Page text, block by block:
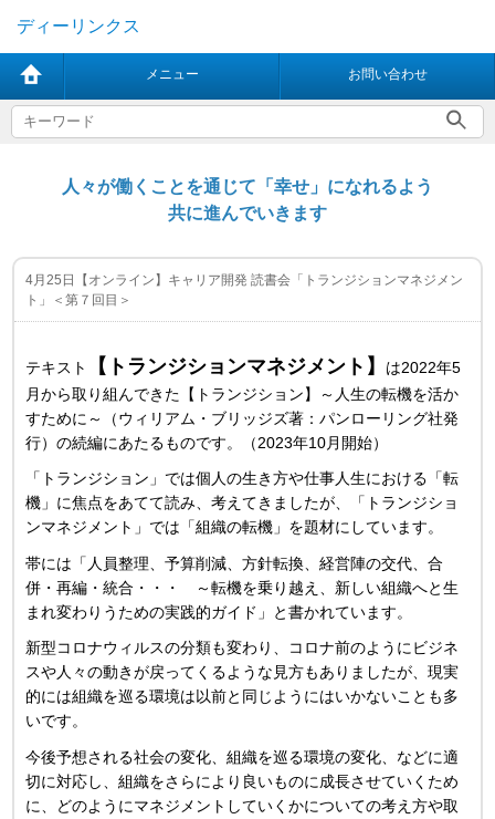
ディーリンクス
メニュー お問い合わせ
人々が働くことを通じて「幸せ」になれるよう
共に進んでいきます
4月25日【オンライン】キャリア開発 読書会「トランジションマネジメン
ト」＜第７回目＞
テキスト 【トランジションマネジメント】
は2022年5
月から取り組んできた【トランジション】～人生の転機を活か
すために～（ウィリアム・ブリッジズ著：パンローリング社発
行）の続編にあたるものです。（2023年10月開始）
「トランジション」では個人の生き方や仕事人生における「転
機」に焦点をあてて読み、考えてきましたが、「トランジショ
ンマネジメント」では「組織の転機」を題材にしています。
帯には「人員整理、予算削減、方針転換、経営陣の交代、合
併・再編・統合・・・ ～転機を乗り越え、新しい組織へと生
まれ変わりうための実践的ガイド」と書かれています。
新型コロナウィルスの分類も変わり、コロナ前のようにビジネ
スや人々の動きが戻ってくるような見方もありましたが、現実
的には組織を巡る環境は以前と同じようにはいかないことも多
いです。
今後予想される社会の変化、組織を巡る環境の変化、などに適
切に対応し、組織をさらにより良いものに成長させていくため
に、どのようにマネジメントしていくかについての考え方や取